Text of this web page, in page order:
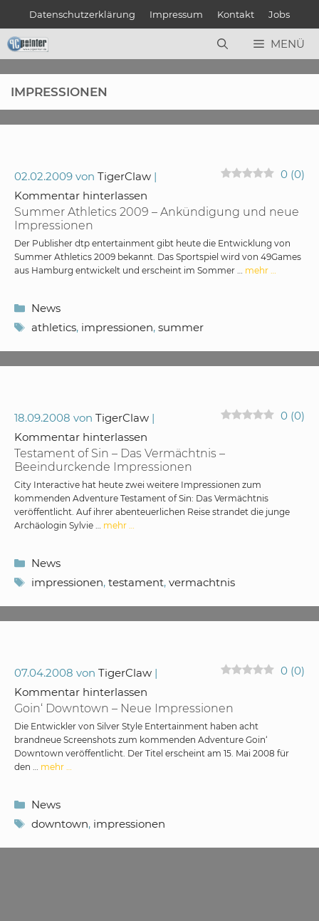
springen
Datenschutzerklärung Impressum Kontakt Jobs
MENÜ
IMPRESSIONEN
Summer Athletics 2009 – Ankündigung und neue
Impressionen
02.02.2009 von TigerClaw 0 (0)
Kommentar hinterlassen
Der Publisher dtp entertainment gibt heute die Entwicklung von
Summer Athletics 2009 bekannt. Das Sportspiel wird von 49Games
aus Hamburg entwickelt und erscheint im Sommer … mehr …
Kategorien
News
Schlagwörter
athletics, impressionen, summer
Testament of Sin – Das Vermächtnis –
Beeindurckende Impressionen
18.09.2008 von TigerClaw 0 (0)
Kommentar hinterlassen
City Interactive hat heute zwei weitere Impressionen zum
kommenden Adventure Testament of Sin: Das Vermächtnis
veröffentlicht. Auf ihrer abenteuerlichen Reise strandet die junge
Archäologin Sylvie … mehr …
Kategorien
News
Schlagwörter
impressionen, testament, vermachtnis
Goin‘ Downtown – Neue Impressionen
07.04.2008 von TigerClaw 0 (0)
Kommentar hinterlassen
Die Entwickler von Silver Style Entertainment haben acht
brandneue Screenshots zum kommenden Adventure Goin‘
Downtown veröffentlicht. Der Titel erscheint am 15. Mai 2008 für
den … mehr …
Kategorien
News
Schlagwörter
downtown, impressionen